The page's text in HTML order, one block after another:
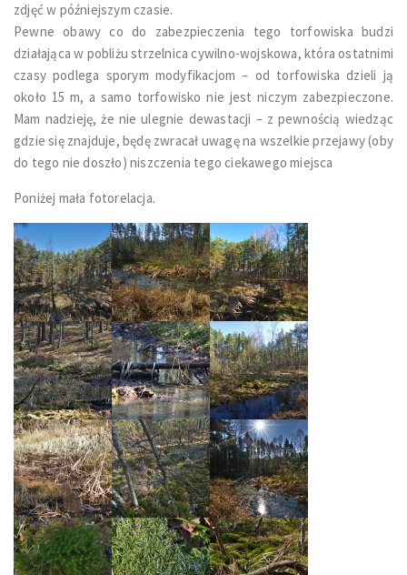
zdjęć w późniejszym czasie.
Pewne obawy co do zabezpieczenia tego torfowiska budzi
działająca w pobliżu strzelnica cywilno-wojskowa, która ostatnimi
czasy podlega sporym modyfikacjom – od torfowiska dzieli ją
około 15 m, a samo torfowisko nie jest niczym zabezpieczone.
Mam nadzieję, że nie ulegnie dewastacji – z pewnością wiedząc
gdzie się znajduje, będę zwracał uwagę na wszelkie przejawy (oby
do tego nie doszło) niszczenia tego ciekawego miejsca
Poniżej mała fotorelacja.